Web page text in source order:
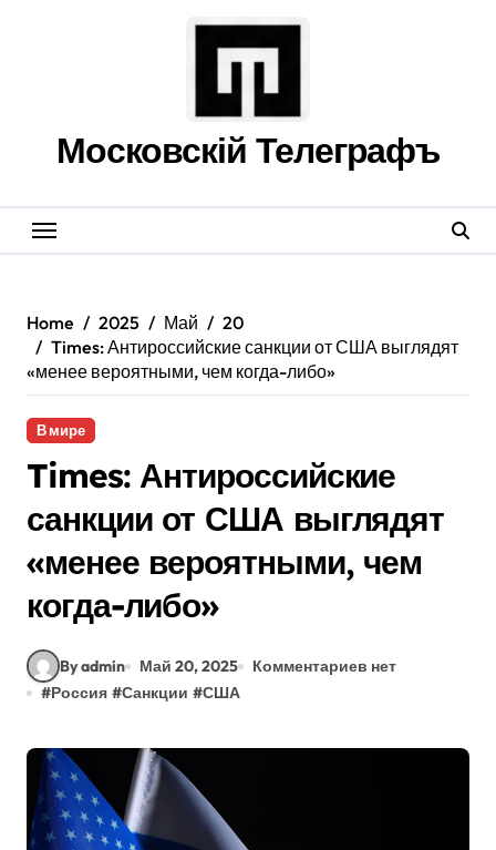
Московскій Телеграфъ
Home 2025 Май
20
Times: Антироссийские санкции от США выглядят
«менее вероятными, чем когда-либо»
В мире
Times: Антироссийские
санкции от США выглядят
«менее вероятными, чем
когда-либо»
By admin Май 20, 2025
Комментариев нет
#Россия #Санкции #США